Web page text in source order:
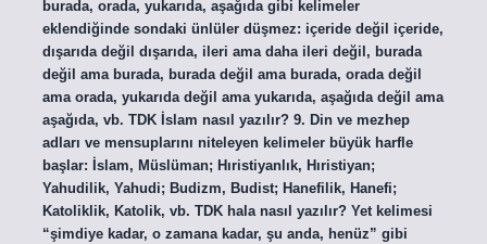
burada, orada, yukarıda, aşağıda gibi kelimeler
eklendiğinde sondaki ünlüler düşmez: içeride değil içeride,
dışarıda değil dışarıda, ileri ama daha ileri değil, burada
değil ama burada, burada değil ama burada, orada değil
ama orada, yukarıda değil ama yukarıda, aşağıda değil ama
aşağıda, vb. TDK İslam nasıl yazılır? 9. Din ve mezhep
adları ve mensuplarını niteleyen kelimeler büyük harfle
başlar: İslam, Müslüman; Hıristiyanlık, Hıristiyan;
Yahudilik, Yahudi; Budizm, Budist; Hanefilik, Hanefi;
Katoliklik, Katolik, vb. TDK hala nasıl yazılır? Yet kelimesi
“şimdiye kadar, o zamana kadar, şu anda, henüz” gibi